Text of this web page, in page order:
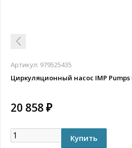
Артикул: 979525435
Циркуляционный насос IMP Pumps
20 858 ₽